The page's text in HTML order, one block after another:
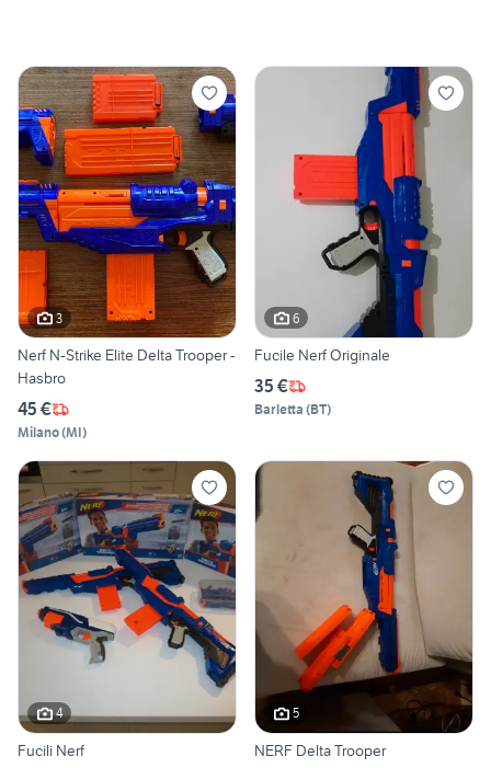
3
Nerf N-Strike Elite Delta Trooper -
Hasbro
45 €
Milano(MI)
6
Fucile Nerf Originale
35 €
Barletta (BT)
4
Fucili Nerf
5
NERF Delta Trooper